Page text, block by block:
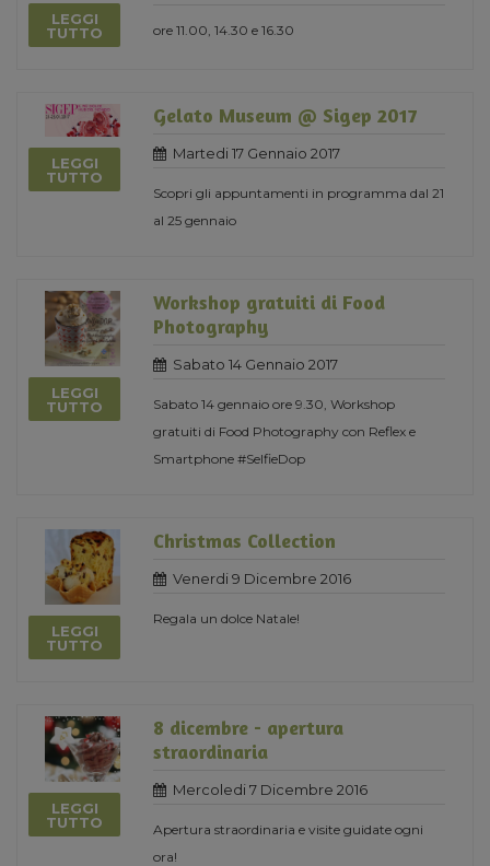
LEGGI
TUTTO
ore 11.00, 14.30 e 16.30
LEGGI
TUTTO
Gelato Museum @ Sigep 2017
Martedi 17 Gennaio 2017
Scopri gli appuntamenti in programma dal 21
al 25 gennaio
LEGGI
TUTTO
Workshop gratuiti di Food
Photography
Sabato 14 Gennaio 2017
Sabato 14 gennaio ore 9.30, Workshop
gratuiti di Food Photography con Reflex e
Smartphone #SelfieDop
LEGGI
TUTTO
Christmas Collection
Venerdi 9 Dicembre 2016
Regala un dolce Natale!
LEGGI
TUTTO
8 dicembre - apertura
straordinaria
Mercoledi 7 Dicembre 2016
Apertura straordinaria e visite guidate ogni
ora!